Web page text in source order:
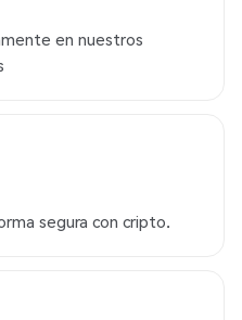
en nuestros
segura con cripto.